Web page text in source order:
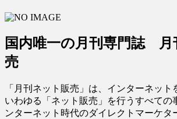
国内唯一の月刊専門誌 月
売
「月刊ネット販売」は、インターネット
いわゆる「ネット販売」を行うすべての
ンターネット時代のダイレクトマーケタ